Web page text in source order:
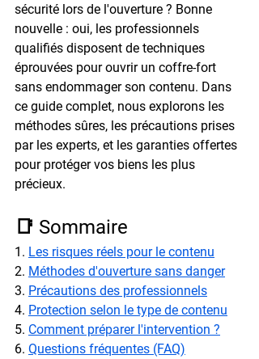
sécurité lors de l'ouverture ? Bonne
nouvelle : oui, les professionnels
qualifiés disposent de techniques
éprouvées pour ouvrir un coffre-fort
sans endommager son contenu. Dans
ce guide complet, nous explorons les
méthodes sûres, les précautions prises
par les experts, et les garanties offertes
pour protéger vos biens les plus
précieux.
📑 Sommaire
1. Les risques réels pour le contenu
2. Méthodes d'ouverture sans danger
3. Précautions des professionnels
4. Protection selon le type de contenu
5. Comment préparer l'intervention ?
6. Questions fréquentes (FAQ)